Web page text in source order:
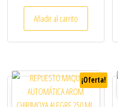
Añadir al carrito
¡Oferta!